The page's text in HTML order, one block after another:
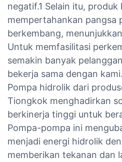
negatif.1 Selain itu, produk
mempertahankan pangsa
berkembang,
Untuk memfasilitasi
semakin banyak
bekerja sama dengan kami.
Pompa hidrolik dari
Tiongkok menghadirkan
berkinerja tinggi untuk
Pompa-pompa ini
menjadi energi hidrolik
memberikan tekanan dan